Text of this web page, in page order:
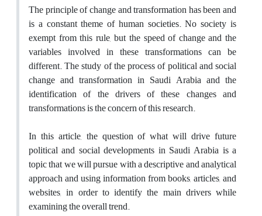
The principle of change and transformation has been and
is a constant theme of human societies. No society is
exempt from this rule, but the speed of change and the
variables involved in these transformations can be
different. The study of the process of political and social
change and transformation in Saudi Arabia and the
identification of the drivers of these changes and
transformations is the concern of this research.
In this article, the question of what will drive future
political and social developments in Saudi Arabia is a
topic that we will pursue with a descriptive and analytical
approach and using information from books, articles, and
websites, in order to identify the main drivers while
examining the overall trend.